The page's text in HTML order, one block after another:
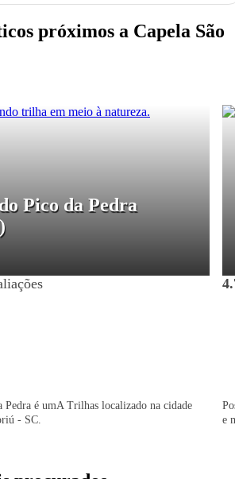
próximos a Capela São
Pico da Pedra
é umA Trilhas localizado na cidade
- SC.
e